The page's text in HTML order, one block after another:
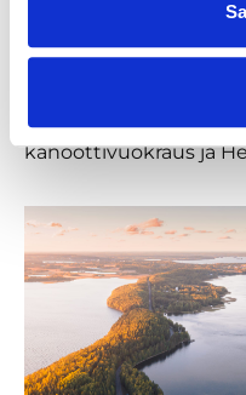
Automuseo, kahvio ja
Palveluja lähellä:
Vehoniemen Alamaja,
islanninhevostalli,
kanoottivuokraus ja